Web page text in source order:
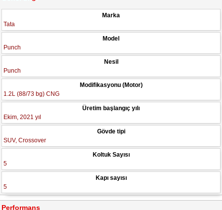
Marka
Tata
Model
Punch
Nesil
Punch
Modifikasyonu (Motor)
1.2L (88/73 bg) CNG
Üretim başlangıç yılı
Ekim, 2021 yıl
Gövde tipi
SUV, Crossover
Koltuk Sayısı
5
Kapı sayısı
5
Performans